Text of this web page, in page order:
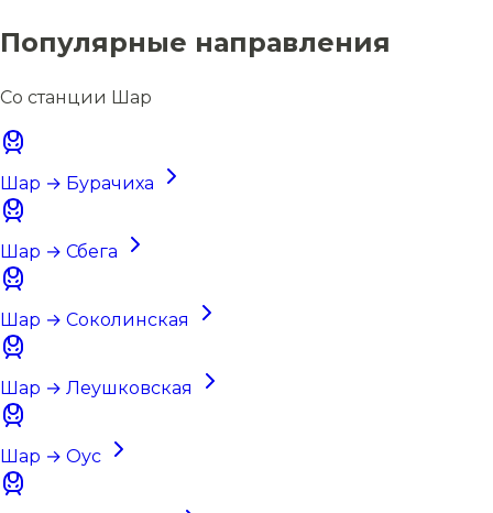
Популярные направления
Со станции Шар
Шар → Бурачиха
Шар → Сбега
Шар → Соколинская
Шар → Леушковская
Шар → Оус